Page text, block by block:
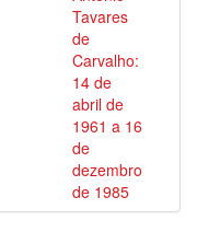
Tavares
de
Carvalho:
14 de
abril de
1961 a 16
de
dezembro
de 1985